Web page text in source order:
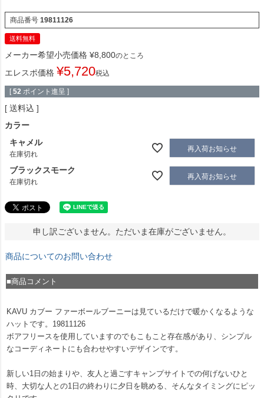
商品番号 19811126
送料無料
メーカー希望小売価格 ¥8,800のところ
エレスポ価格 ¥5,720税込
[ 52 ポイント進呈 ]
送料込
カラー
キャメル
在庫切れ
再入荷お知らせ
ブラックスモーク
在庫切れ
再入荷お知らせ
申し訳ございません。ただいま在庫がございません。
商品についてのお問い合わせ
■商品コメント
KAVU カブー ファーボールブーニーは見ているだけで暖かくなるような
ハットです。19811126
ボアフリースを使用していますのでもこもこと存在感があり、シンプル
なコーディネートにも合わせやすいデザインです。
新しい1日の始まりや、友人と過ごすキャンプサイトでの何げないひと
時、大切な人との1日の終わりに夕日を眺める、そんなタイミングにピッ